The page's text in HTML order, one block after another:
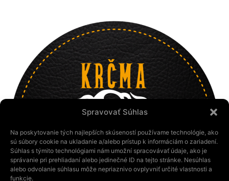
Spravovať Súhlas
Na poskytovanie tých najlepších skúseností používame technológie, ako
sú súbory cookie na ukladanie a/alebo prístup k informáciám o zariadení.
Súhlas s týmito technológiami nám umožní spracovávať údaje, ako je
správanie pri prehliadaní alebo jedinečné ID na tejto stránke. Nesúhlas
alebo odvolanie súhlasu môže nepriaznivo ovplyvniť určité vlastnosti a
funkcie.